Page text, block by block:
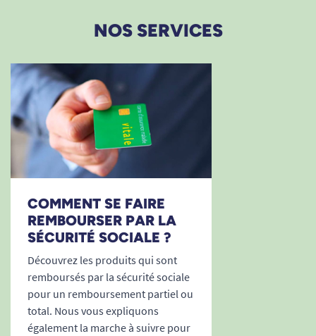
NOS SERVICES
COMMENT SE FAIRE
REMBOURSER PAR LA
SÉCURITÉ SOCIALE ?
Découvrez les produits qui sont
remboursés par la sécurité sociale
pour un remboursement partiel ou
total. Nous vous expliquons
également la marche à suivre pour